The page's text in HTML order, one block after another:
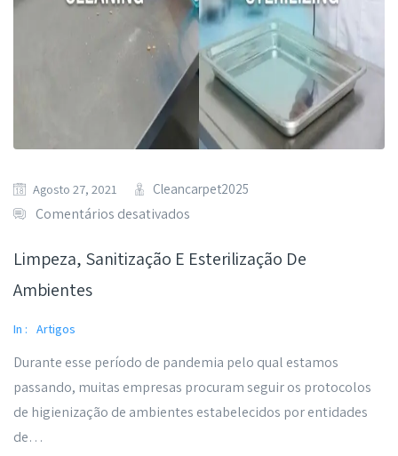
Agosto 27, 2021 Cleancarpet2025
Comentários desativados
Limpeza, Sanitização E Esterilização De
Ambientes
In : Artigos
Durante esse período de pandemia pelo qual estamos
passando, muitas empresas procuram seguir os protocolos
de higienização de ambientes estabelecidos por entidades
de…